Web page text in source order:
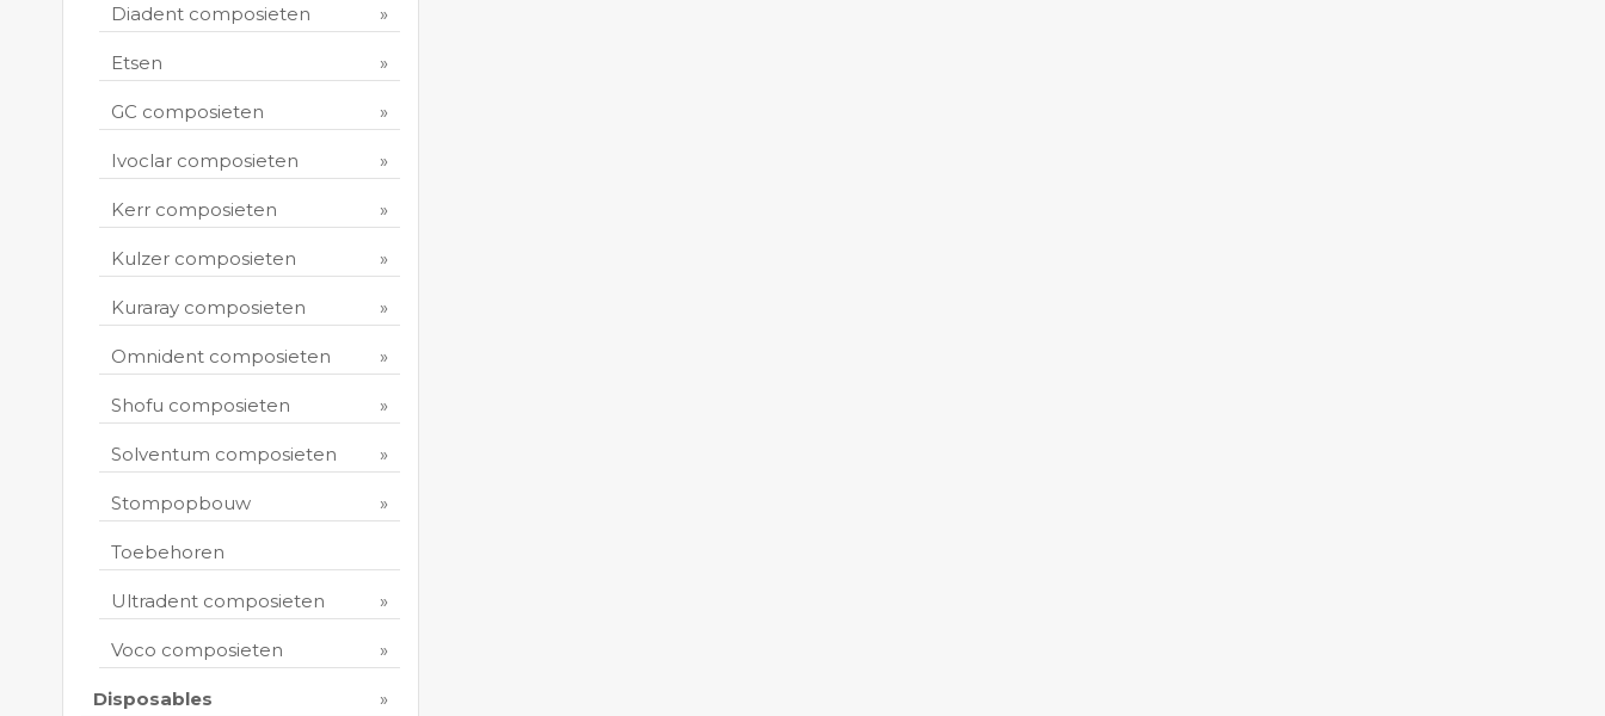
Diadent composieten
Etsen
GC composieten
Ivoclar composieten
Kerr composieten
Kulzer composieten
Kuraray composieten
Omnident composieten
Shofu composieten
Solventum composieten
Stompopbouw
Toebehoren
Ultradent composieten
Voco composieten
Disposables